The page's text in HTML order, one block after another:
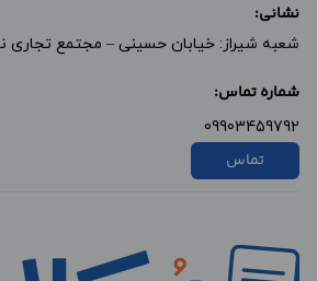
نشانی:
شعبه شیراز: خیابان حسینی – مجتمع تجاری
شماره تماس:
09903459792
تماس